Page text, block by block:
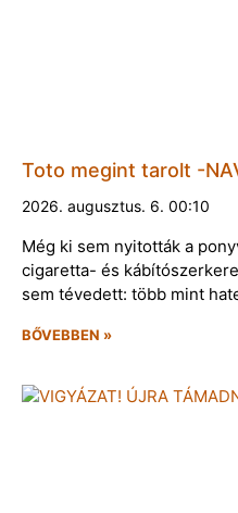
Toto megint tarolt -
2026. augusztus. 6. 00:10
Még ki sem nyitották a
cigaretta- és
sem tévedett: több mint
BŐVEBBEN »